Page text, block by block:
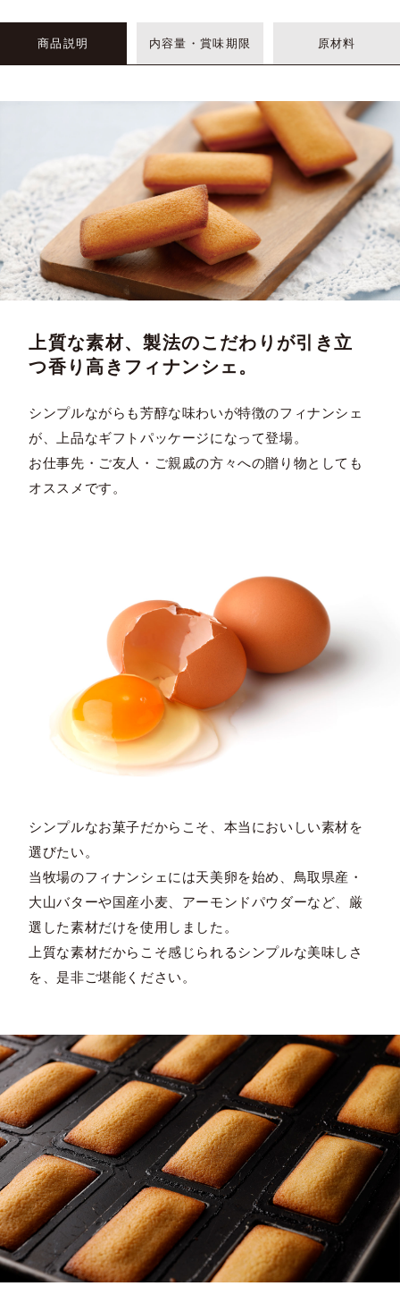
商品説明 内容量・賞味期限 原材料
上質な素材、製法のこだわりが引き立
つ香り高きフィナンシェ。
シンプルながらも芳醇な味わいが特徴のフィナンシェ
が、上品なギフトパッケージになって登場。
お仕事先・ご友人・ご親戚の方々への贈り物としても
オススメです。
シンプルなお菓子だからこそ、本当においしい素材を
選びたい。
当牧場のフィナンシェには天美卵を始め、鳥取県産・
大山バターや国産小麦、アーモンドパウダーなど、厳
選した素材だけを使用しました。
上質な素材だからこそ感じられるシンプルな美味しさ
を、是非ご堪能ください。